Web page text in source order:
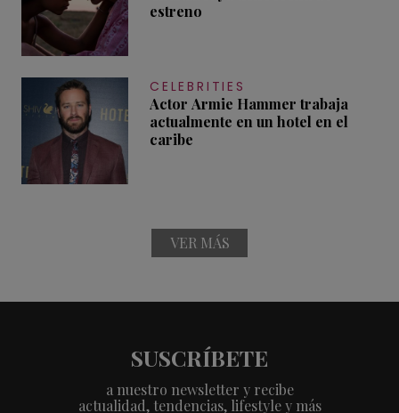
estreno
CELEBRITIES
Actor Armie Hammer trabaja
actualmente en un hotel en el
caribe
VER MÁS
SUSCRÍBETE
a nuestro newsletter y recibe
actualidad, tendencias, lifestyle y más